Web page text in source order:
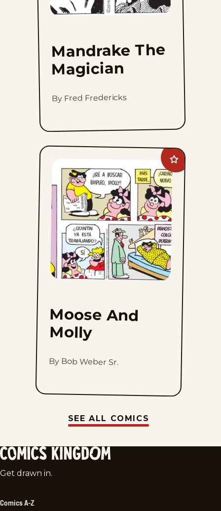
Mandrake The
Magician
By Fred Fredericks
Add
Moose
And
Molly
favorites
Moose And
Molly
By Bob Weber Sr.
SEE ALL COMICS
Comics
Get drawn in.
Comics A-Z